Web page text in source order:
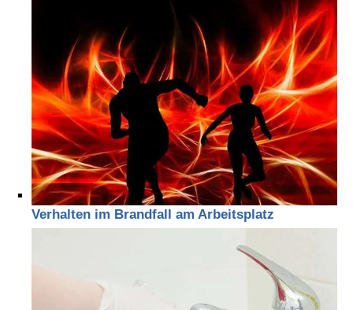
Verhalten im Brandfall am Arbeitsplatz